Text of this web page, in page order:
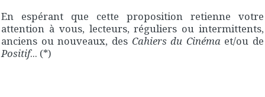
En espérant que cette proposition retienne votre
attention à vous, lecteurs, réguliers ou intermittents,
anciens ou nouveaux, des Cahiers du Cinémaet/ou de
Positif... (*)